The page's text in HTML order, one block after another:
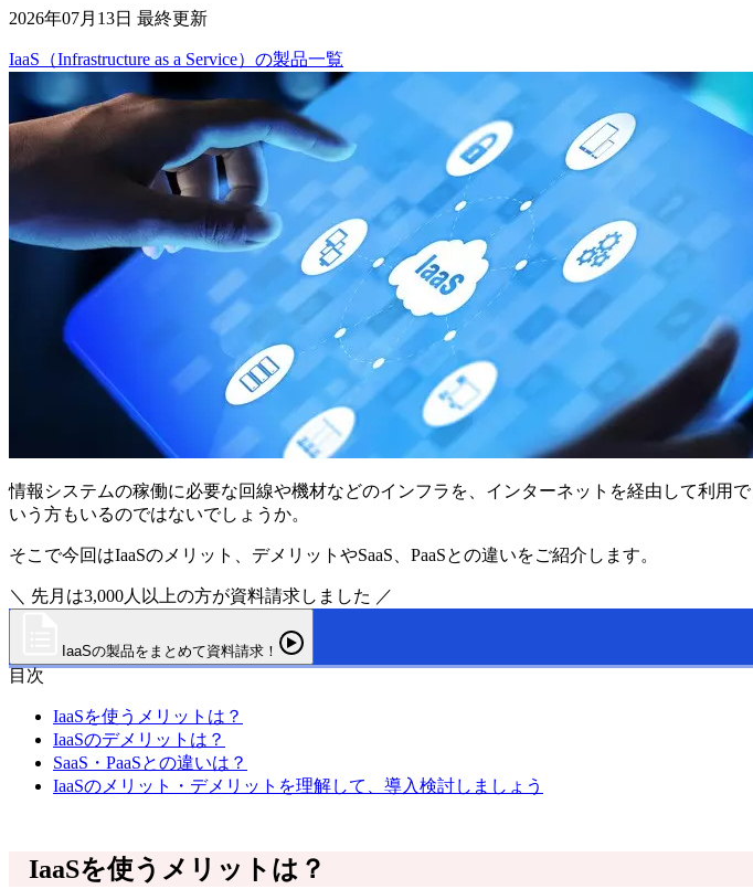
2026年07月13日 最終更新
IaaS（Infrastructure as a Service） の製品一覧
情報システムの稼働に必要な回線や機材などのインフラを、インターネットを経由して利用
いう方もいるのではないでしょうか。
そこで今回はIaaSのメリット、デメリットやSaaS、PaaSとの違いをご紹介します。
＼ 先月は3,000人以上の方が資料請求しました ／
IaaSの製品をまとめて資料請求！
目次
IaaSを使うメリットは？
IaaSのデメリットは？
SaaS・PaaSとの違いは？
IaaSのメリット・デメリットを理解して、導入検討しましょう
IaaSを使うメリットは？